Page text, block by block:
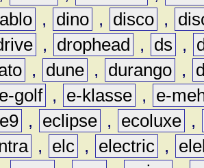
, dino , disco ,
, drophead , ds ,
, dune , durango ,
e-golf , e-klasse ,
e-
e9 , eclipse , ecoluxe ,
, elc , electric ,